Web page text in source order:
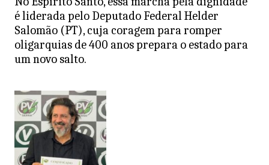
p
p
o
o
k
é liderada pelo Deputado Federal Helder
Salomão (PT), cuja coragem para romper
oligarquias de 400 anos prepara o estado para
um novo salto.